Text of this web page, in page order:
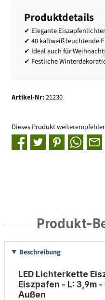
Produktdetails
✔ Elegante
✔ 40 kaltweiß leuchtende
✔ Ideal auch für
✔ Festliche
Artikel-Nr:21230
Dieses Produkt
Produkt-
Beschreibung
LED Lichterkette
Eiszpafen - L: 3,9m
Außen